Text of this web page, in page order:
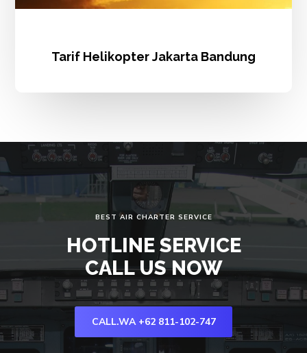
Tarif Helikopter Jakarta Bandung
BEST AIR CHARTER SERVICE
HOTLINE SERVICE
CALL US NOW
CALL.WA +62 811-102-747